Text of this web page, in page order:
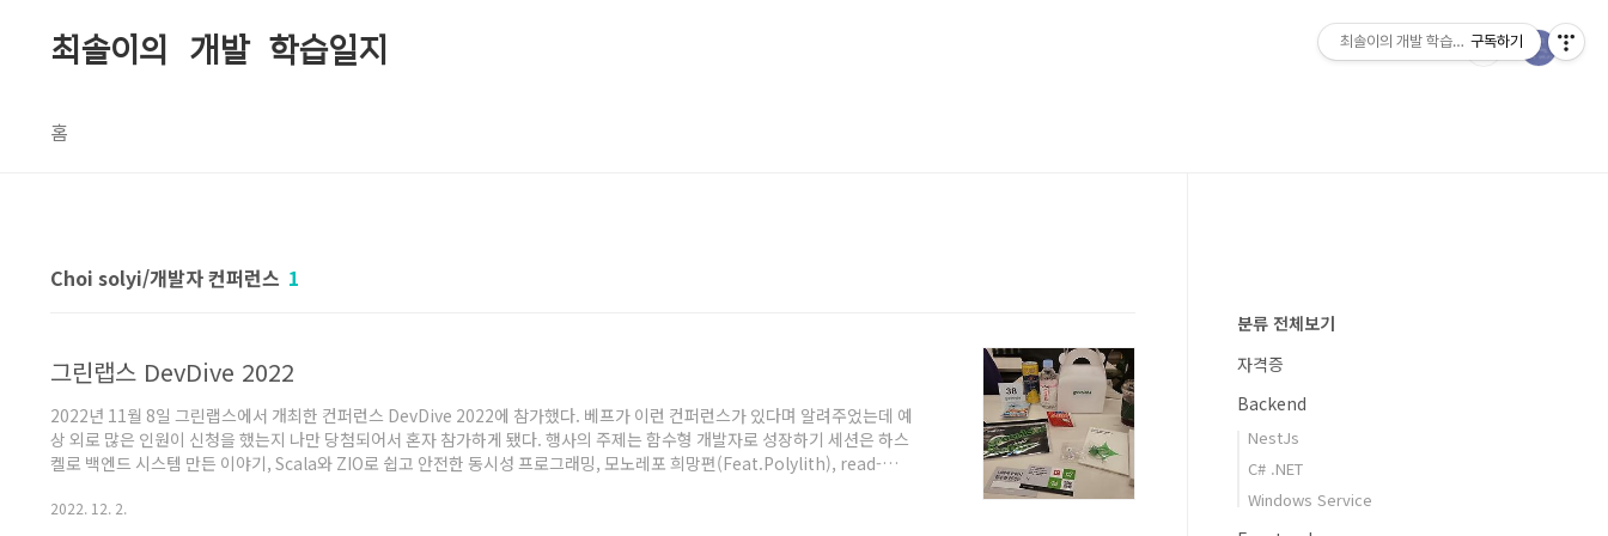
최솔이의 개발 학습일지
홈
Choi solyi/개발자 컨퍼런스 1
그린랩스 DevDive 2022
2022년 11월 8일 그린랩스에서 개최한 컨퍼런스 DevDive 2022에 참가했다. 베프가 이런 컨퍼런스가 있다며 알려주었는데 예
상 외로 많은 인원이 신청을 했는지 나만 당첨되어서 혼자 참가하게 됐다. 행사의 주제는 함수형 개발자로 성장하기 세션은 하스
켈로 백엔드 시스템 만든 이야기, Scala와 ZIO로 쉽고 안전한 동시성 프로그래밍, 모노레포 희망편(Feat.Polylith), read-
보면 좋겠다고 생각해서 참가를 확정했다. 18시부터 진행되는 행사여서 회사는 2시간 휴가를 쓰고 이동. 친절한 안내 문자도 왔
2022. 12. 2.
분류 전체보기
자격증
Backend
NestJs
C# .NET
Windows Service
최솔이의 개발 학습일지구독하기